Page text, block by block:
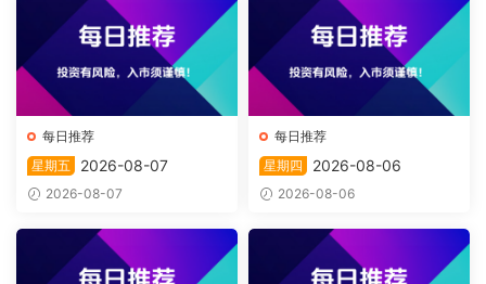
每日推荐
星期五
2026-08-07
2026-08-07
每日推荐
星期四
2026-08-06
2026-08-06